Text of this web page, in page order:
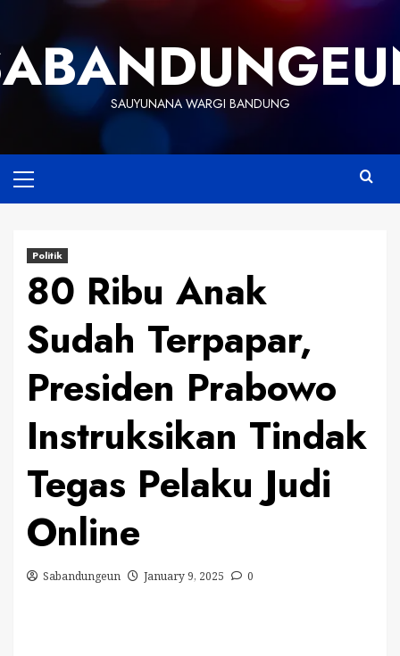
content
SAUYUNANA WARGI BANDUNG
Menu
Politik
80 Ribu Anak
Sudah Terpapar,
Presiden Prabowo
Instruksikan Tindak
Tegas Pelaku Judi
Online
Sabandungeun January 9, 2025 0